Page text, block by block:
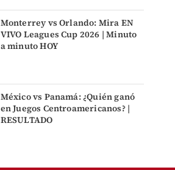
Monterrey vs Orlando: Mira EN
VIVO Leagues Cup 2026 | Minuto
a minuto HOY
México vs Panamá: ¿Quién ganó
en Juegos Centroamericanos? |
RESULTADO